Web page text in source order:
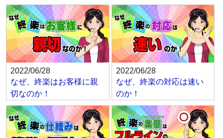
2022/06/28
なぜ、終楽はお客様に親
切なのか！
2022/06/28
なぜ、終楽の対応は速い
のか！